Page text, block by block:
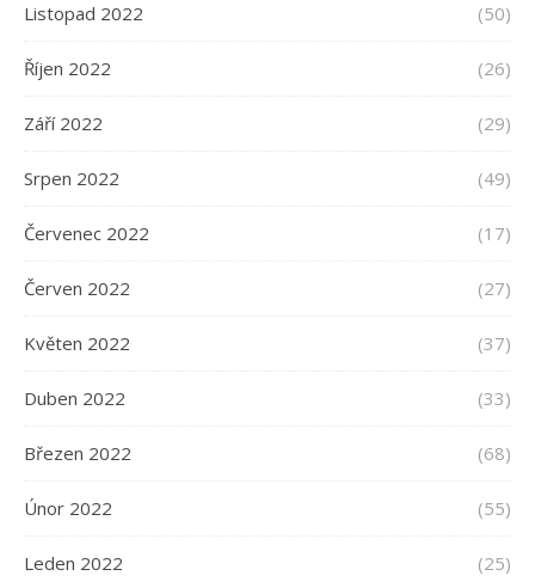
Listopad 2022 (50)
Říjen 2022 (26)
Září 2022 (29)
Srpen 2022 (49)
Červenec 2022 (17)
Červen 2022 (27)
Květen 2022 (37)
Duben 2022 (33)
Březen 2022 (68)
Únor 2022 (55)
Leden 2022 (25)